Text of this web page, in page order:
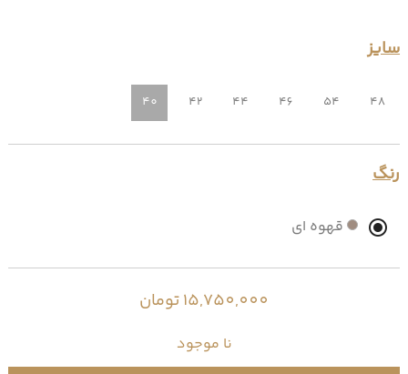
سایز
48
54
46
44
42
40
رنگ
قهوه ای
15,750,000 تومان
نا موجود